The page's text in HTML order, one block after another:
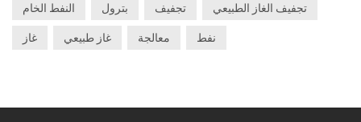
النفط الخام بترول تجفيف تجفيف الغاز الطبيعي
غاز غاز طبيعي معالجة نفط